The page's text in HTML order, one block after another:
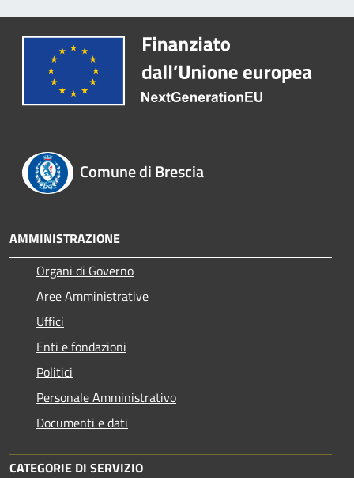
Comune di Brescia
AMMINISTRAZIONE
Organi di Governo
Aree Amministrative
Uffici
Enti e fondazioni
Politici
Personale Amministrativo
Documenti e dati
CATEGORIE DI SERVIZIO